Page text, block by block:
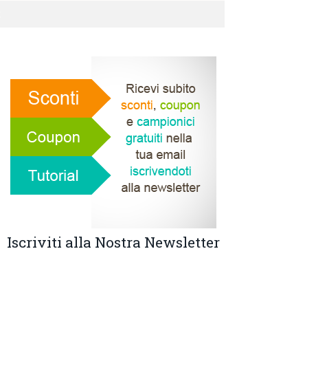
Iscriviti alla Nostra Newsletter